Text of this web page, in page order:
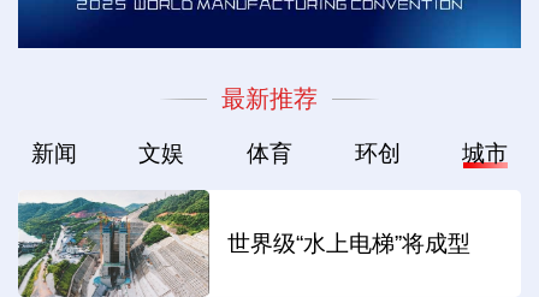
最新推荐
新闻 文娱 体育 环创 城市
世界级“水上电梯”将成型